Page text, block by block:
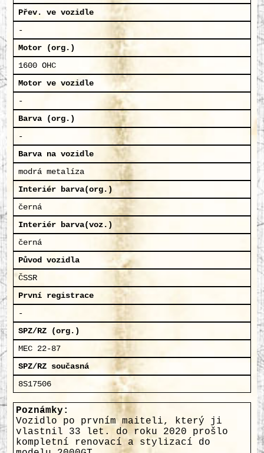
Přev. ve vozidle
-
Motor (org.)
1600 OHC
Motor ve vozidle
-
Barva (org.)
-
Barva na vozidle
modrá metalíza
Interiér barva(org.)
černá
Interiér barva(voz.)
černá
Původ vozidla
ČSSR
První registrace
-
SPZ/RZ (org.)
MEC 22-87
SPZ/RZ současná
8S17506
Poznámky:
Vozidlo po prvním maiteli, který ji
vlastnil 33 let. do roku 2020 prošlo
kompletní renovací a stylizací do